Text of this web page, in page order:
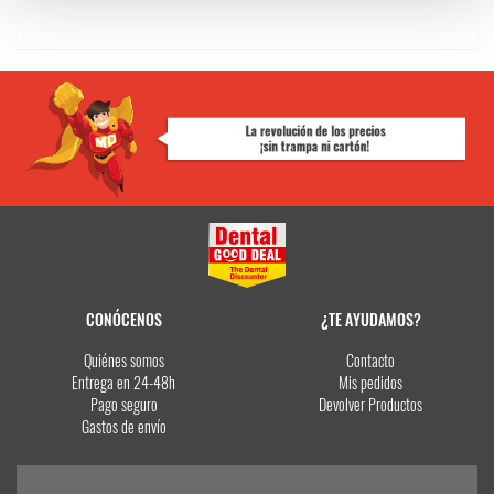
CONÓCENOS
Quiénes somos
Entrega en 24-48h
Pago seguro
Gastos de envío
¿TE AYUDAMOS?
Contacto
Mis pedidos
Devolver Productos